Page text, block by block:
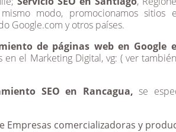
modo, promocionamos sitios
Google.com y otros países.
de páginas web en Google
en el Marketing Digital, vg: ( ver
SEO en Rancagua, se
Empresas comercializadoras y